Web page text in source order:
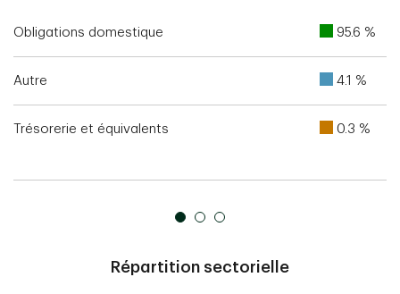
Obligations domestique 95.6 %
Autre 4.1 %
Trésorerie et équivalents 0.3 %
Répartition sectorielle